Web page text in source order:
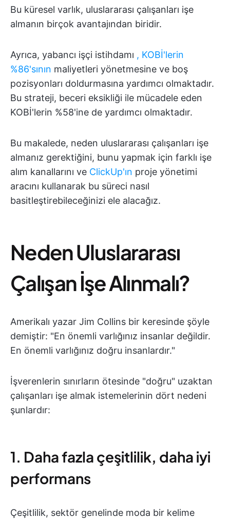
Bu küresel varlık, uluslararası çalışanları işe
almanın birçok avantajından biridir.
Ayrıca, yabancı işçi istihdamı , KOBİ'lerin
%86'sının maliyetleri yönetmesine ve boş
pozisyonları doldurmasına yardımcı olmaktadır.
Bu strateji, beceri eksikliği ile mücadele eden
KOBİ'lerin %58'ine de yardımcı olmaktadır.
Bu makalede, neden uluslararası çalışanları işe
almanız gerektiğini, bunu yapmak için farklı işe
alım kanallarını ve ClickUp'ın proje yönetimi
aracını kullanarak bu süreci nasıl
basitleştirebileceğinizi ele alacağız.
Neden Uluslararası
Çalışan İşe Alınmalı?
Amerikalı yazar Jim Collins bir keresinde şöyle
demiştir: "En önemli varlığınız insanlar değildir.
En önemli varlığınız doğru insanlardır."
İşverenlerin sınırların ötesinde "doğru" uzaktan
çalışanları işe almak istemelerinin dört nedeni
şunlardır:
1. Daha fazla çeşitlilik, daha iyi
performans
Çeşitlilik, sektör genelinde moda bir kelime